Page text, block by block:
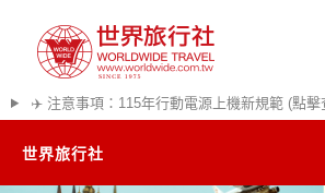
✈️ 注意事項：115年行動電源上機新規範 (點擊
世界旅行社